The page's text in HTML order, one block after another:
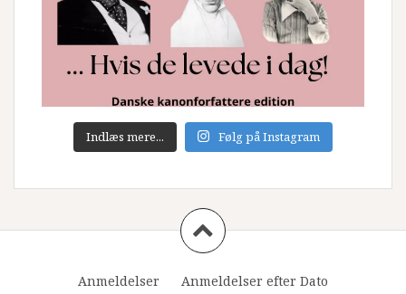
Indlæs mere... Følg på Instagram
Anmeldelser Anmeldelser efter Dato